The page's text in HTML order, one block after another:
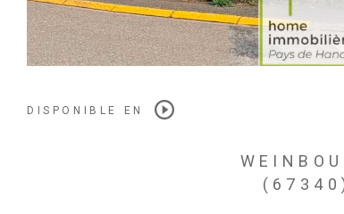
DISPONIBLE EN